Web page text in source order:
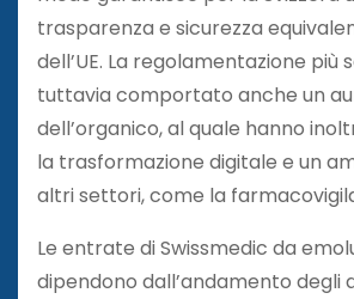
trasparenza e sicurezza
dell’UE. La regolamentazione più
tuttavia comportato anche un
dell’organico, al quale hanno
la trasformazione digitale e un
altri settori, come la
Le entrate di Swissmedic da
dipendono dall’andamento degli